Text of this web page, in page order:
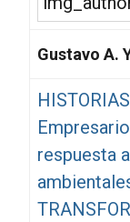
Gustavo A.
respuesta